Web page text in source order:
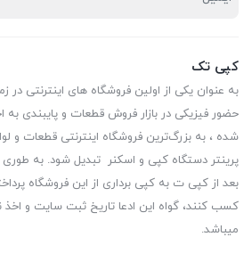
کپی تک
به عنوان یکی از اولین فروشگاه های اینترنتی در
حضور فیزیکی در بازار فروش قطعات و پایبندی
شده ، به بزرگ‌ترین فروشگاه اینترنتی قطعات و
پرینتر دستگاه کپی و اسکنر تبدیل شود. به
بعد از کپی ت به کپی برداری از این فروشگاه
کسب کنند، گواه این ادعا تاریخ ثبت سایت و اخذ
میباشد.